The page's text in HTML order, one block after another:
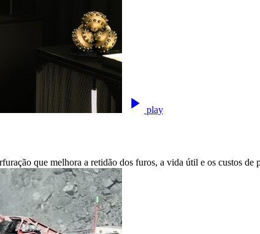
play
que melhora a retidão dos furos, a vida útil e os custos de